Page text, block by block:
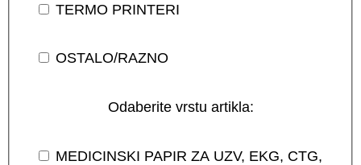
TERMO PRINTERI
OSTALO/RAZNO
Odaberite vrstu artikla:
MEDICINSKI PAPIR ZA UZV, EKG, CTG,